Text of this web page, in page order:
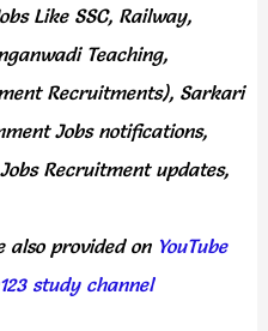
Like SSC, Railway,
Teaching,
Recruitments), Sarkari
Jobs notifications,
Recruitment updates,
also provided onYouTube
study channel